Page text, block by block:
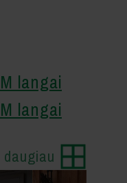
langai
langai